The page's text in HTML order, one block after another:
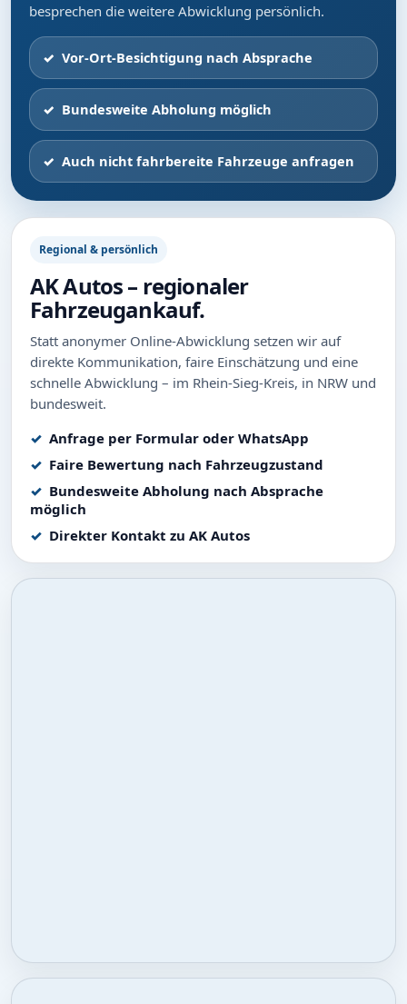
besprechen die weitere Abwicklung persönlich.
Vor-Ort-Besichtigung nach Absprache
Bundesweite Abholung möglich
Auch nicht fahrbereite Fahrzeuge anfragen
Regional & persönlich
AK Autos – regionaler
Fahrzeugankauf.
Statt anonymer Online-Abwicklung setzen wir auf
direkte Kommunikation, faire Einschätzung und eine
schnelle Abwicklung – im Rhein-Sieg-Kreis, in NRW und
bundesweit.
Anfrage per Formular oder WhatsApp
Faire Bewertung nach Fahrzeugzustand
Bundesweite Abholung nach Absprache
möglich
Direkter Kontakt zu AK Autos